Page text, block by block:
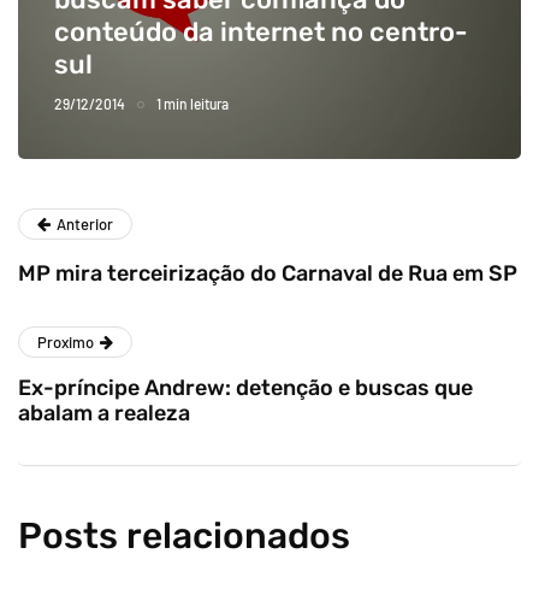
conteúdo da internet no centro-
sul
29/12/2014 1 min leitura
Anterior
MP mira terceirização do Carnaval de Rua em SP
Proximo
Ex-príncipe Andrew: detenção e buscas que
abalam a realeza
Posts relacionados